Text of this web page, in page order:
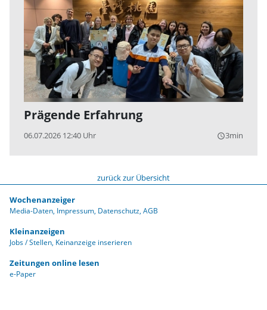
Prägende Erfahrung
06.07.2026 12:40 Uhr query_builder3min
zurück zur Übersicht
Wochenanzeiger
Media-Daten Impressum Datenschutz AGB
Kleinanzeigen
Jobs / Stellen Keinanzeige inserieren
Zeitungen online lesen
e-Paper